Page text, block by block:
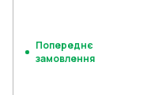
Попереднє
замовлення